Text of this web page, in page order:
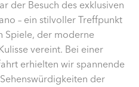
der Besuch des exklusiven
– ein stilvoller Treffpunkt
Spiele, der moderne
vereint. Bei einer
erhielten wir spannende
der